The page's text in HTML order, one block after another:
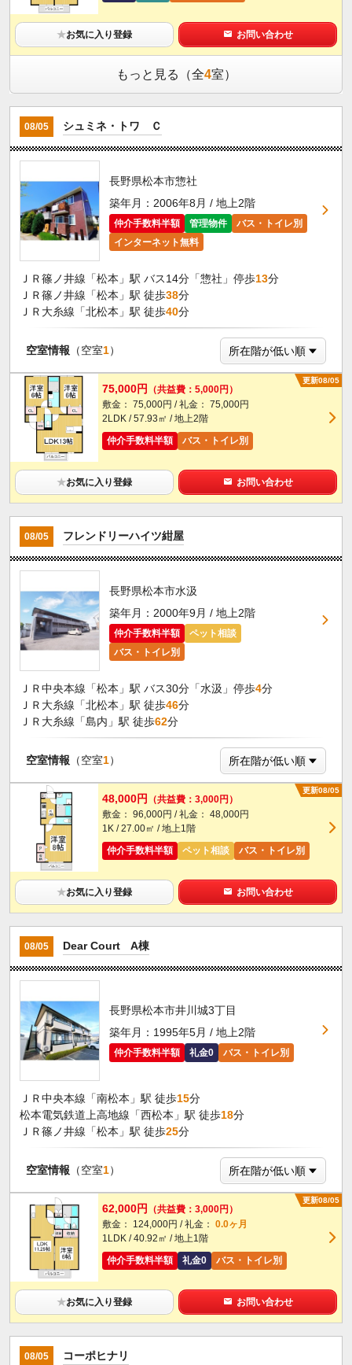
★お気に入り登録 お問い合わせ
もっと見る（全4室）
08/05 シュミネ・トワ Ｃ
長野県松本市惣社
築年月：2006年8月 / 地上2階
仲介手数料半額 管理物件
バス・トイレ別
インターネット無料
ＪＲ篠ノ井線「松本」駅 バス14分「惣社」停歩13分
ＪＲ篠ノ井線「松本」駅 徒歩38分
ＪＲ大糸線「北松本」駅 徒歩40分
空室情報 （空室1）
更新08/05
75,000円
（共益費：5,000円）
敷金： 75,000円 / 礼金： 75,000円
2LDK / 57.93㎡ / 地上2階
仲介手数料半額
バス・トイレ別
★お気に入り登録 お問い合わせ
08/05 フレンドリーハイツ紺屋
長野県松本市水汲
築年月：2000年9月 / 地上2階
仲介手数料半額
ペット相談
バス・トイレ別
ＪＲ中央本線「松本」駅 バス30分「水汲」停歩4分
ＪＲ大糸線「北松本」駅 徒歩46分
ＪＲ大糸線「島内」駅 徒歩62分
空室情報 （空室1）
更新08/05
48,000円
（共益費：3,000円）
敷金： 96,000円 / 礼金： 48,000円
1K / 27.00㎡ / 地上1階
仲介手数料半額
ペット相談 バス・トイレ別
★お気に入り登録 お問い合わせ
08/05 Dear Court A棟
長野県松本市井川城3丁目
築年月：1995年5月 / 地上2階
仲介手数料半額 礼金0 バス・トイレ別
ＪＲ中央本線「南松本」駅 徒歩15分
松本電気鉄道上高地線「西松本」駅 徒歩18分
ＪＲ篠ノ井線「松本」駅 徒歩25分
空室情報 （空室1）
更新08/05
62,000円
（共益費：3,000円）
敷金： 124,000円 / 礼金： 0.0ヶ月
1LDK / 40.92㎡ / 地上1階
仲介手数料半額
礼金0 バス・トイレ別
★お気に入り登録 お問い合わせ
08/05 コーポヒナリ